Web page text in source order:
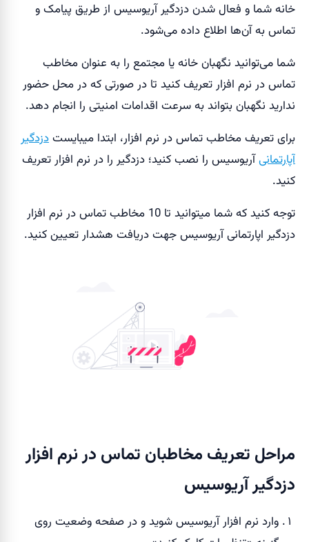
خانه شما و فعال شدن دزدگیر آریوسیس از طریق پیامک و
تماس به آن‌ها اطلاع داده می‌شود.
شما می‌توانید نگهبان خانه یا مجتمع را به عنوان مخاطب
تماس در نرم افزار تعریف کنید تا در صورتی که در محل حضور
ندارید نگهبان بتواند به سرعت اقدامات امنیتی را انجام دهد.
برای تعریف مخاطب تماس در نرم افزار، ابتدا میبایستدزدگیر
آپارتمانیآریوسیس را نصب کنید؛ دزدگیر را در نرم افزار تعریف
کنید.
توجه کنید که شما میتوانید تا 10 مخاطب تماس در نرم افزار
دزدگیر اپارتمانی آریوسیس جهت دریافت هشدار تعیین کنید.
مراحل تعریف مخاطبان تماس در نرم افزار
دزدگیر آریوسیس
وارد نرم افزار آریوسیس شوید و در صفحه وضعیت روی